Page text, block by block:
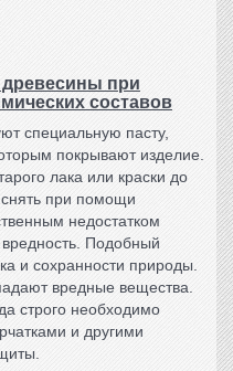
древесины при
составов
специальную пасту,
покрывают изделие.
лака или краски до
при помощи
недостатком
Подобный
и сохранности природы.
вредные вещества.
строго необходимо
и другими